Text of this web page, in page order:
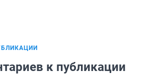
к публикации